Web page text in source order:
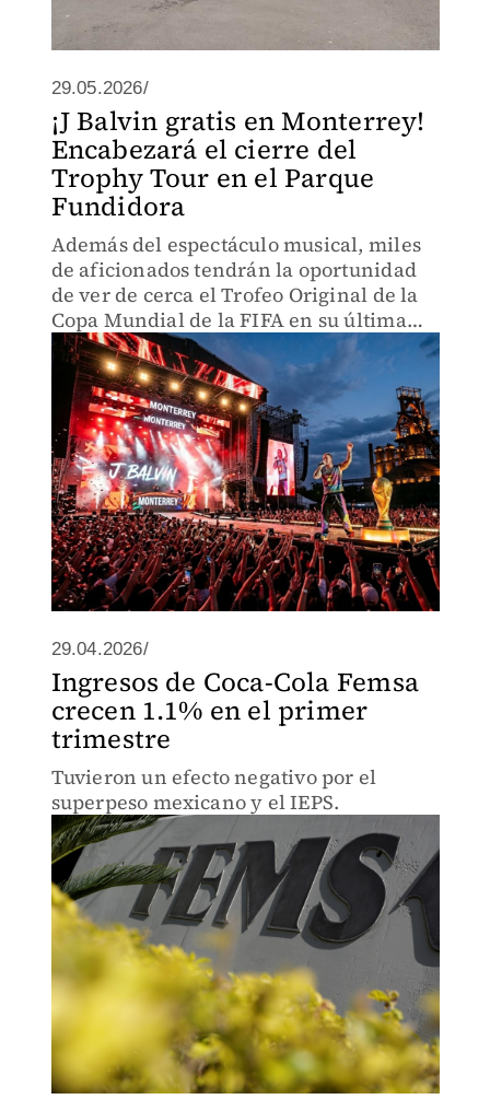
29.05.2026/
¡J Balvin gratis en Monterrey!
Encabezará el cierre del
Trophy Tour en el Parque
Fundidora
Además del espectáculo musical, miles
de aficionados tendrán la oportunidad
de ver de cerca el Trofeo Original de la
Copa Mundial de la FIFA en su última
parada.
29.04.2026/
Ingresos de Coca-Cola Femsa
crecen 1.1% en el primer
trimestre
Tuvieron un efecto negativo por el
superpeso mexicano y el IEPS.